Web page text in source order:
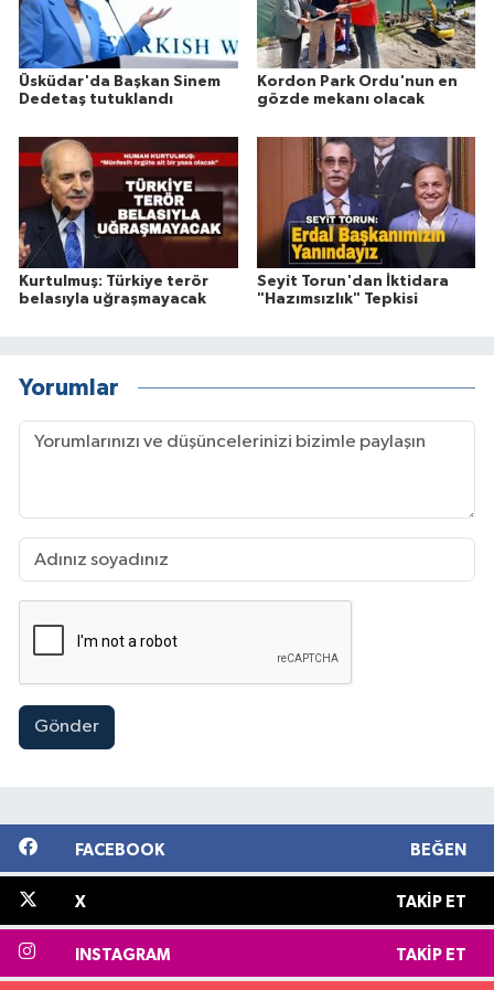
Üsküdar'da Başkan Sinem
Dedetaş tutuklandı
Kordon Park Ordu'nun en
gözde mekanı olacak
Kurtulmuş: Türkiye terör
belasıyla uğraşmayacak
Seyit Torun'dan İktidara
"Hazımsızlık" Tepkisi
Yorumlar
Gönder
FACEBOOK BEĞEN
X TAKIP ET
INSTAGRAM TAKIP ET